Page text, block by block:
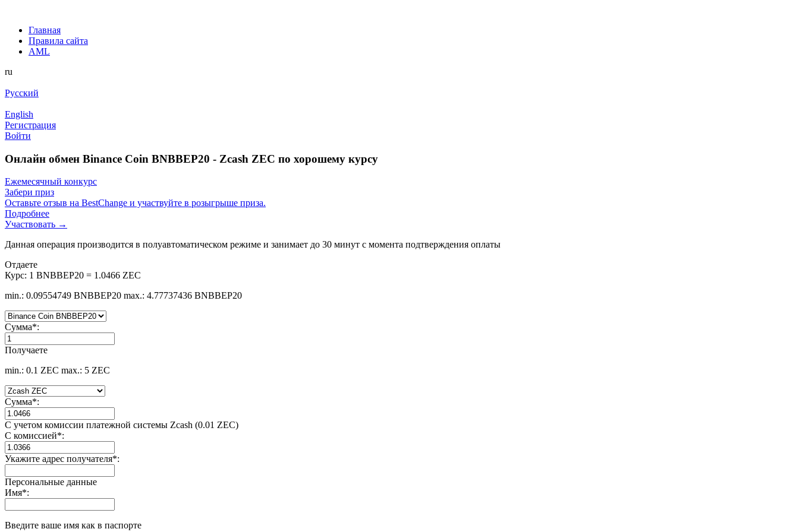
Главная
Правила сайта
AML
ru
Русский
English
Регистрация
Войти
Онлайн обмен Binance Coin BNBBEP20 - Zcash ZEC по хорошему курсу
Ежемесячный конкурс
Забери приз
Оставьте отзыв на BestChange и участвуйте в розыгрыше приза.
Подробнее
Участвовать →
Данная операция производится в полуавтоматическом режиме и занимает до 30 минут с момента подтверждения оплаты
Отдаете
Курс: 1 BNBBEP20 = 1.0466 ZEC
min.: 0.09554749 BNBBEP20 max.: 4.77737436 BNBBEP20
Сумма*:
Получаете
min.: 0.1 ZEC max.: 5 ZEC
Сумма*:
С учетом комиссии платежной системы Zcash (0.01 ZEC)
С комиссией*:
Укажите адрес получателя*:
Персональные данные
Имя*:
Введите ваше имя как в паспорте